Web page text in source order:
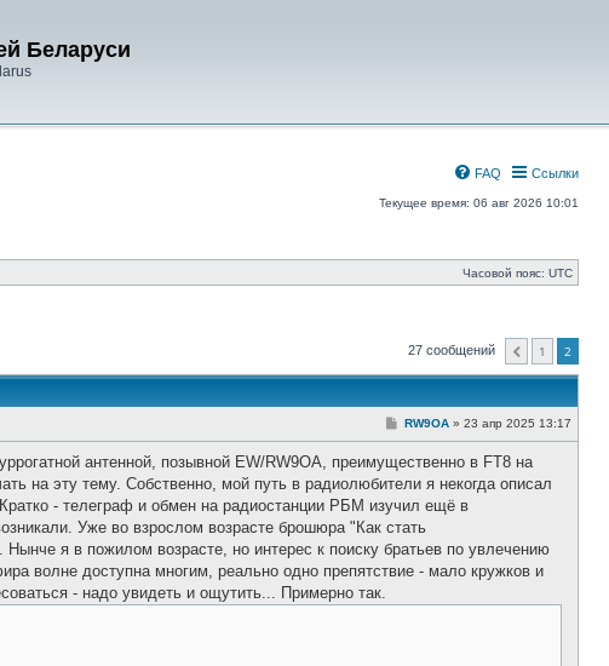
Беларуси
Ссылки
FAQ
Текущее время: 06 авг 2026 10:01
Часовой пояс: UTC
27 сообщений Пред.
1 2
С
б
щ
н
и
RW9OA » 23 апр 2025 13:17
антенной, позывной EW/RW9OA, преимущественно в FT8 на
на эту тему. Собственно, мой путь в радиолюбители я некогда описал
Кратко - телеграф и обмен на радиостанции РБМ изучил ещё в
Уже во взрослом возрасте брошюра "Как стать
я в пожилом возрасте, но интерес к поиску братьев по увлечению
волне доступна многим, реально одно препятствие - мало кружков и
- надо увидеть и ощутить... Примерно так.